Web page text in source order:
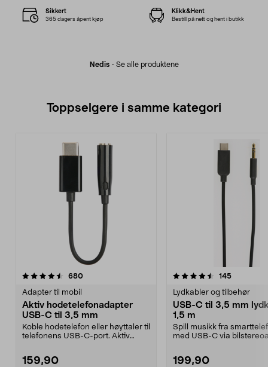
Nedis- Se alle produktene
Sikkert
365 dagers åpent kjøp
Klikk&Hent
Bestill på nett og hent i butikk
Toppselgere i samme kategori
680anmeldelser
Adapter til mobil
Aktiv hodetelefonadapter
USB-C til 3,5 mm
Koble hodetelefon eller høyttaler til
telefonens USB-C-port. Aktiv
159,90
4.5 av 5 stjerner 145
Lydkabler og tilbehør
USB-C til 3,5 mm
1,5 m
Spill musikk fra
med USB-C via
199,90
4.0 av 5 stjerner